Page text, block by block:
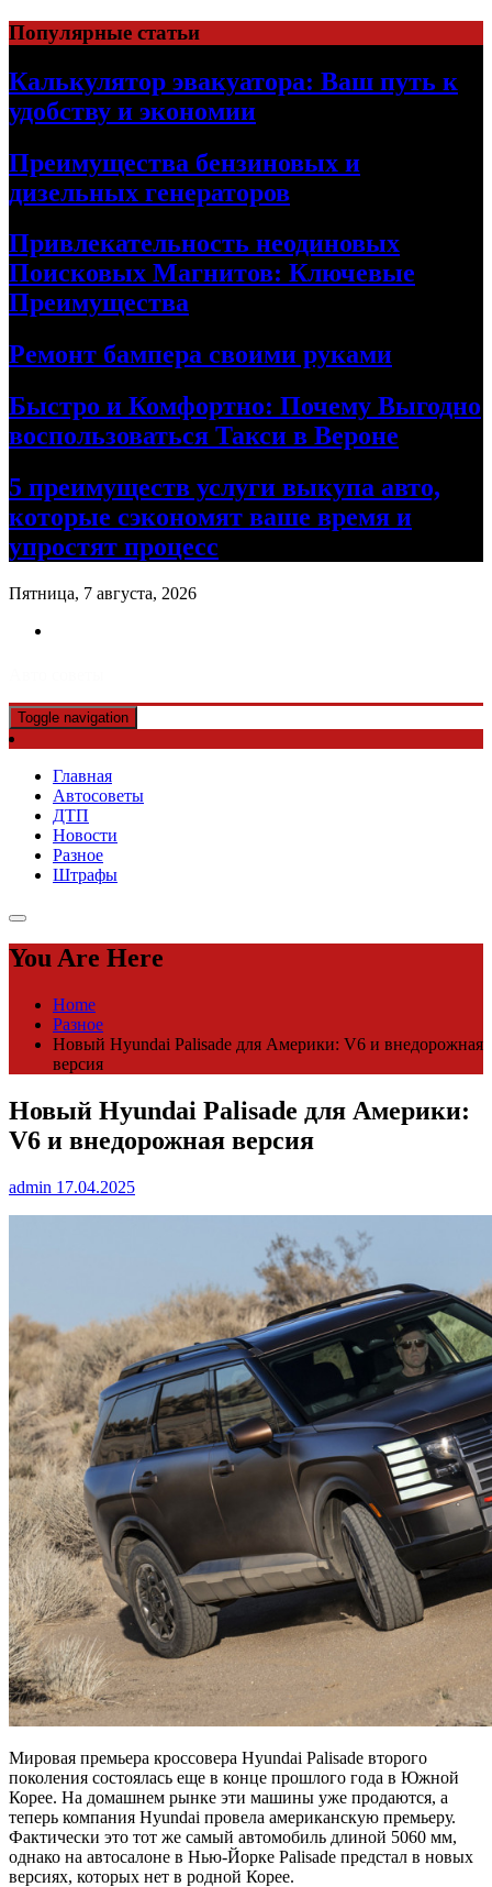
Skip
to
content
Популярные статьи
Калькулятор эвакуатора: Ваш путь к
удобству и экономии
Преимущества бензиновых и
дизельных генераторов
Привлекательность неодиновых
Поисковых Магнитов: Ключевые
Преимущества
Ремонт бампера своими руками
Быстро и Комфортно: Почему Выгодно
воспользоваться Такси в Вероне
5 преимуществ услуги выкупа авто,
которые сэкономят ваше время и
упростят процесс
Пятница, 7 августа, 2026
Toggle navigation
Главная
Автосоветы
ДТП
Новости
Разное
Штрафы
You Are Here
Home
Разное
Новый Hyundai Palisade для Америки: V6 и внедорожная
версия
Новый Hyundai Palisade для Америки:
V6 и внедорожная версия
admin 17.04.2025
Мировая премьера кроссовера Hyundai Palisade второго
поколения состоялась еще в конце прошлого года в Южной
Корее. На домашнем рынке эти машины уже продаются, а
теперь компания Hyundai провела американскую премьеру.
Фактически это тот же самый автомобиль длиной 5060 мм,
однако на автосалоне в Нью-Йорке Palisade предстал в новых
версиях, которых нет в родной Корее.